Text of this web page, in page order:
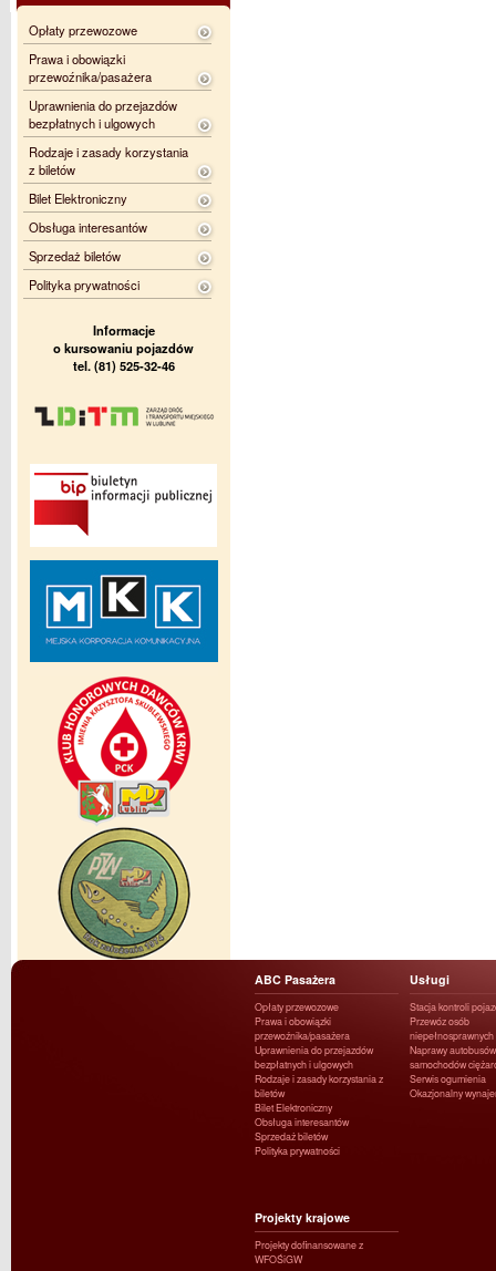
Opłaty przewozowe
Prawa i obowiązki
przewoźnika/pasażera
Uprawnienia do przejazdów
bezpłatnych i ulgowych
Rodzaje i zasady korzystania
z biletów
Bilet Elektroniczny
Obsługa interesantów
Sprzedaż biletów
Polityka prywatności
Informacje
o kursowaniu pojazdów
tel. (81) 525-32-46
ABC Pasażera
Opłaty przewozowe
Prawa i obowiązki
przewoźnika/pasażera
Uprawnienia do przejazdów
bezpłatnych i ulgowych
Rodzaje i zasady korzystania z
biletów
Bilet Elektroniczny
Obsługa interesantów
Sprzedaż biletów
Polityka prywatności
Usługi
Stacja kontroli
Przewóz osób
niepełnosprawnych
Naprawy
samochodów
Serwis ogumienia
Okazjonalny
Projekty krajowe
Projekty dofinansowane z
WFOŚiGW